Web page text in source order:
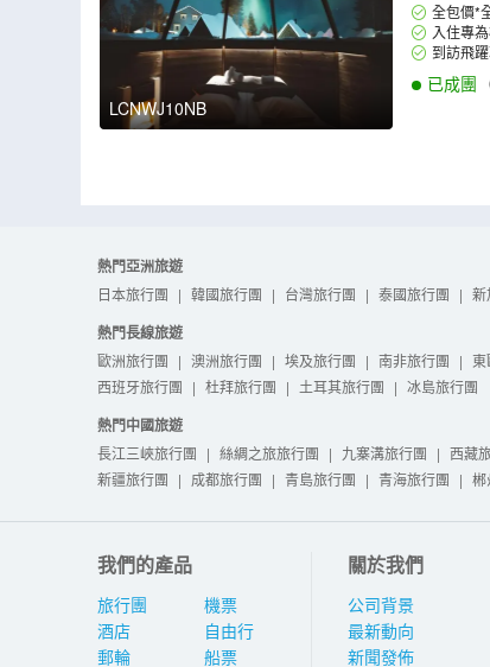
LCNWJ10NB
全包價*
入住專
到訪飛
已成團
熱門亞洲旅遊
日本旅行團 | 韓國旅行團 | 台灣旅行團 | 泰國旅行團 | 新
熱門長線旅遊
歐洲旅行團 | 澳洲旅行團 | 埃及旅行團 | 南非旅行團 | 東
西班牙旅行團 | 杜拜旅行團 | 土耳其旅行團 | 冰島旅行團
熱門中國旅遊
長江三峽旅行團 | 絲綢之旅旅行團 | 九寨溝旅行團 | 西藏
新疆旅行團 | 成都旅行團 | 青島旅行團 | 青海旅行團 | 郴
我們的產品
旅行團
酒店
郵輪
機票
自由行
船票
關於我們
公司背景
最新動向
新聞發佈